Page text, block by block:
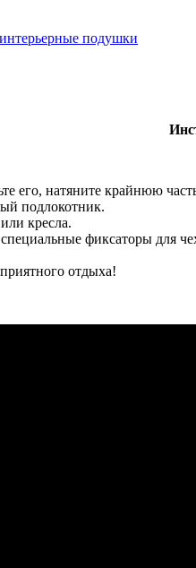
интерьерные подушки
его, натяните крайнюю
подлокотник.
кресла.
фиксаторы для
отдыха!